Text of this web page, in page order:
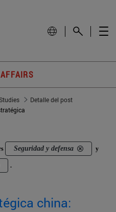
Detalle del post
Seguridad y defensa y
.
china: